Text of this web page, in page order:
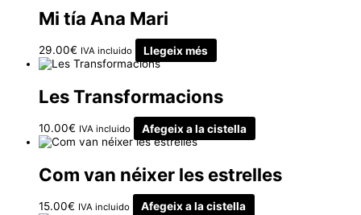
Mi tía Ana Mari
29.00€ IVA incluido Llegeix més
Les Transformacions
10.00€ IVA incluido Afegeix a la cistella
Com van néixer les estrelles
15.00€ IVA incluido Afegeix a la cistella